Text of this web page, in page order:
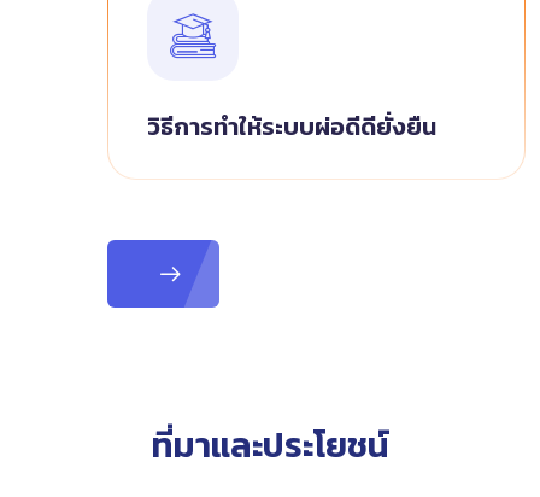
วิธีการทำให้ระบบผ่อดีดียั่งยืน
ที่มาและประโยชน์